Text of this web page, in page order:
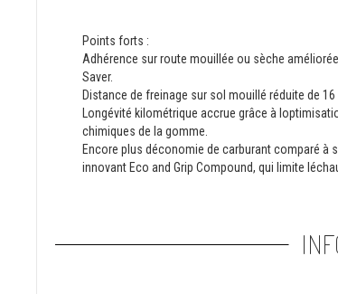
Points forts :
Adhérence sur route mouillée ou sèche
Saver.
Distance de freinage sur sol mouillé réduite de
Longévité kilométrique accrue grâce à
chimiques de la gomme.
Encore plus déconomie de carburant comparé
innovant Eco and Grip Compound, qui limite